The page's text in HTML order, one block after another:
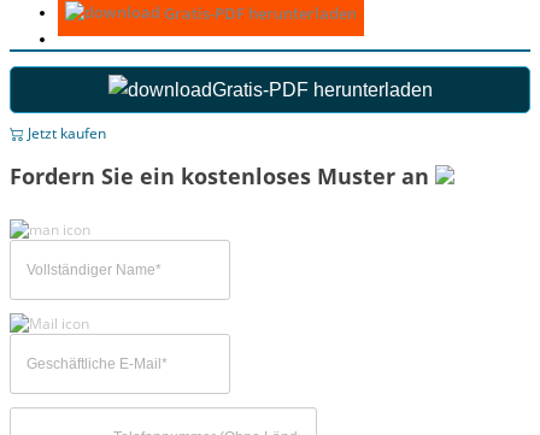
Gratis-PDF herunterladen
Gratis-PDF herunterladen
Jetzt kaufen
Fordern Sie ein kostenloses Muster an